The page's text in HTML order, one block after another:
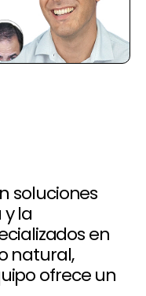
soluciones
la
en
natural,
ofrece un